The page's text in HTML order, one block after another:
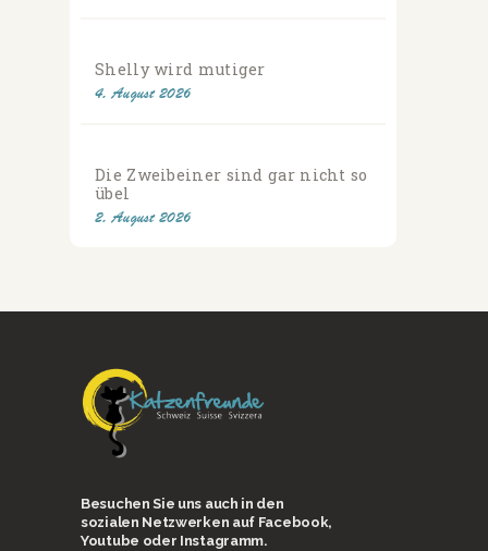
Shelly wird mutiger
4. August 2026
Die Zweibeiner sind gar nicht so
übel
2. August 2026
Besuchen Sie uns auch in den
sozialen Netzwerken auf Facebook,
Youtube oder Instagramm.